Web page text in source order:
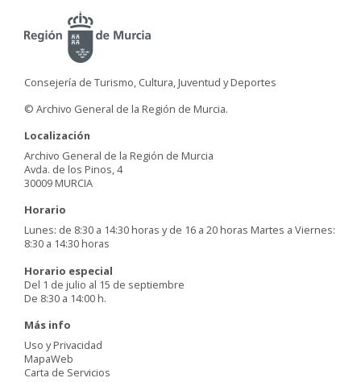
Consejería de Turismo, Cultura, Juventud y Deportes
© Archivo General de la Región de Murcia.
Localización
Archivo General de la Región de Murcia
Avda. de los Pinos, 4
30009 MURCIA
Horario
Lunes: de 8:30 a 14:30 horas y de 16 a 20 horas Martes a Viernes:
8:30 a 14:30 horas
Horario especial
Del 1 de julio al 15 de septiembre
De 8:30 a 14:00 h.
Más info
Uso y Privacidad
MapaWeb
Carta de Servicios